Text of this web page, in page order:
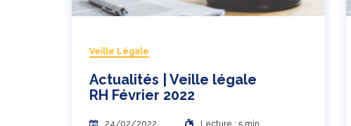
Veille Légale
Actualités | Veille légale
RH Février 2022
24/02/2022 Lecture : 5 min